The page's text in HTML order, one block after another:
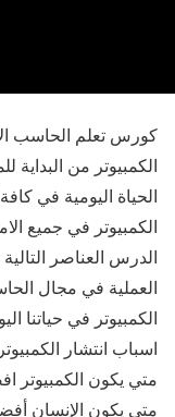
كورس تعلم الحاسب
الكمبيوتر من البداية
الحياة اليومية في
الكمبيوتر في جميع
الدرس العناصر
العملية في مجال
الكمبيوتر في حياتنا
اسباب انتشار الكمبيوتر
متي يكون الكمبيوتر
متي يكون الإنسان